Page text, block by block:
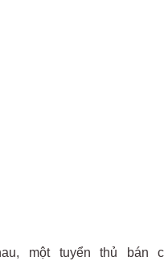
một tuyển thủ